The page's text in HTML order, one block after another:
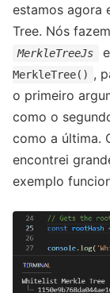
estamos agora
Tree. Nós
MerkleTreeJs
MerkleTree() ,
o primeiro
como o
como a última.
encontrei
exemplo